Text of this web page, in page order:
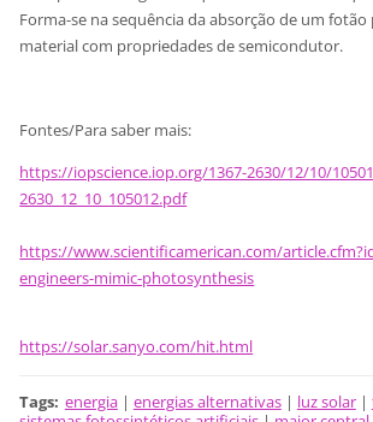
Forma-se na sequência da absorção de um
material com propriedades de semicondutor.
Fontes/Para saber mais:
https://iopscience.iop.org/1367-2630/12/10/
2630_12_10_105012.pdf
https://www.scientificamerican.com/
engineers-mimic-photosynthesis
https://solar.sanyo.com/hit.html
Tags: energia | energias alternativas | luz solar |